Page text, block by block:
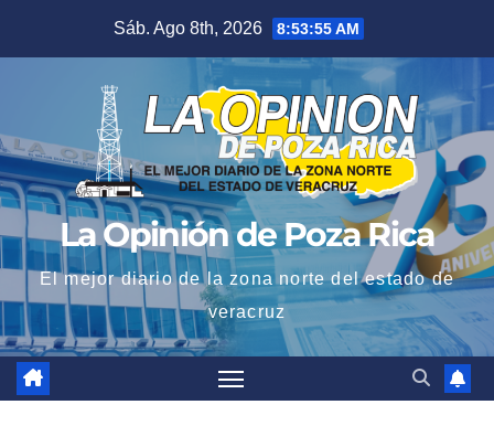
Sáb. Ago 8th, 2026 8:53:55 AM
La Opinión de Poza Rica
El mejor diario de la zona norte del estado de
veracruz